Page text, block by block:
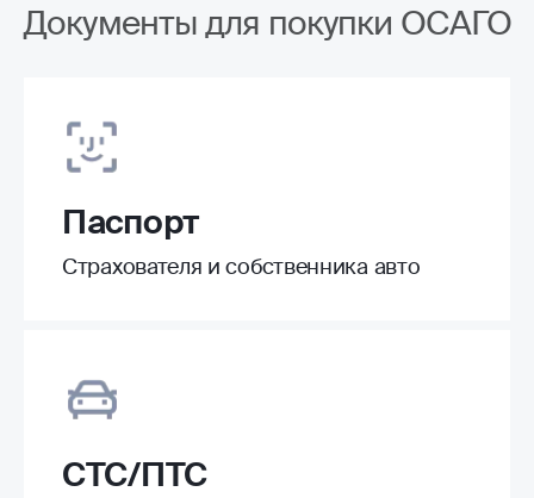
Документы для покупки ОСАГО
Паспорт
Страхователя и собственника авто
СТС/ПТС